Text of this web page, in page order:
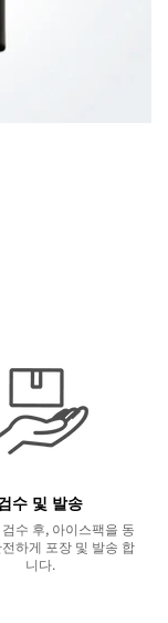
이드
수 및 발송
수 후, 아이스팩을 동
하게 포장 및 발송 합
니다.